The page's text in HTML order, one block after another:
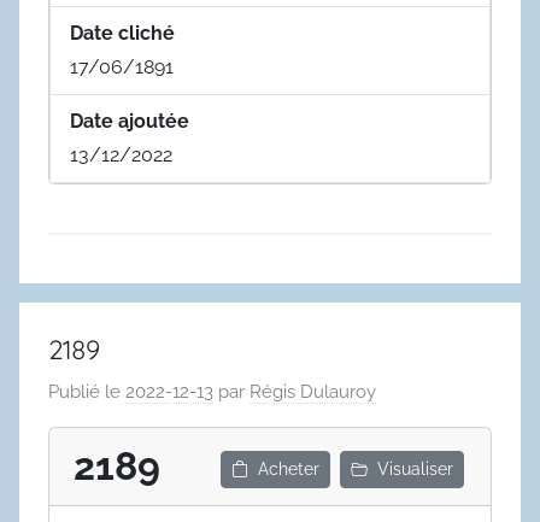
Date cliché
17/06/1891
Date ajoutée
13/12/2022
2189
Publié le 2022-12-13 par Régis Dulauroy
2189 Acheter Visualiser